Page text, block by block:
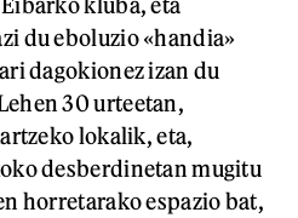
du eboluzio «handia»
dagokionez izan du
30 urteetan,
lokalik, eta,
desberdinetan mugitu
horretarako espazio bat,